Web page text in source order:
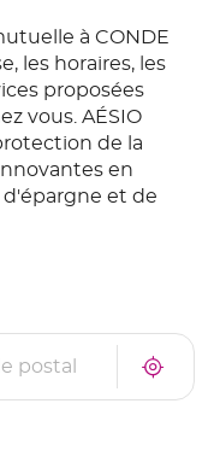
à CONDE
les horaires, les
proposées
vous. AÉSIO
de la
en
et de
À